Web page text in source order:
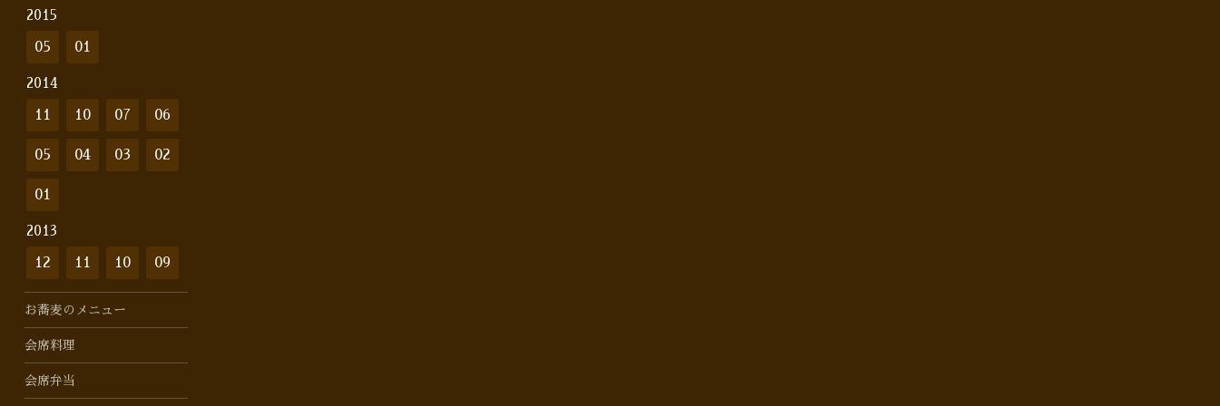
2015
05 01
2014
11 10 07 06
05 04 03 02
01
2013
12 11 10 09
お蕎麦のメニュー
会席料理
会席弁当